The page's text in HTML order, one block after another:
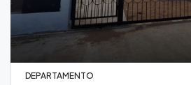
DEPARTAMENTO